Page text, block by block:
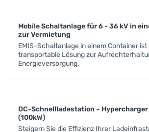
Mobile Schaltanlage für 6 - 36 kV in
zur Vermietung
EMIS-Schaltanlage in einem Container ist
transportable Lösung zur
Energieversorgung.
DC-Schnellladestation – Hypercharger
(100kW)
Steigern Sie die Effizienz Ihrer